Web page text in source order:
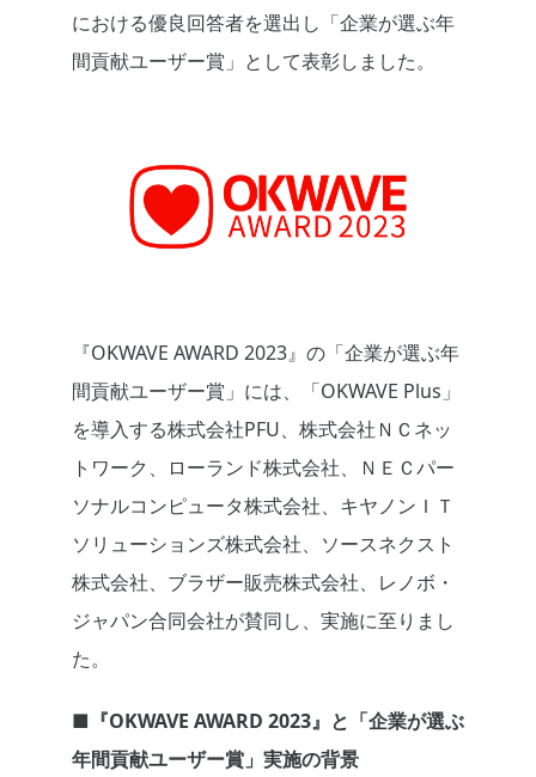
における優良回答者を選出し「企業が選ぶ年
間貢献ユーザー賞」として表彰しました。
『OKWAVE AWARD 2023』の「企業が選ぶ年
間貢献ユーザー賞」には、「OKWAVE Plus」
を導入する株式会社PFU、 株式会社ＮＣネッ
トワーク、
ローランド株式会社、ＮＥＣパー
ソナルコンピュータ株式会社、キヤノンＩＴ
ソリューションズ株式会社、ソースネクスト
株式会社、ブラザー販売株式会社、レノボ・
ジャパン合同会社が賛同し、実施に至りまし
た。
■『OKWAVE AWARD 2023』と「企業が選ぶ
年間貢献ユーザー賞」実施の背景